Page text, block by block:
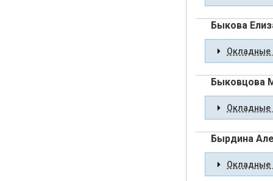
Быкова
Окладные
Быковцова
Окладные
Бырдина
Окладные